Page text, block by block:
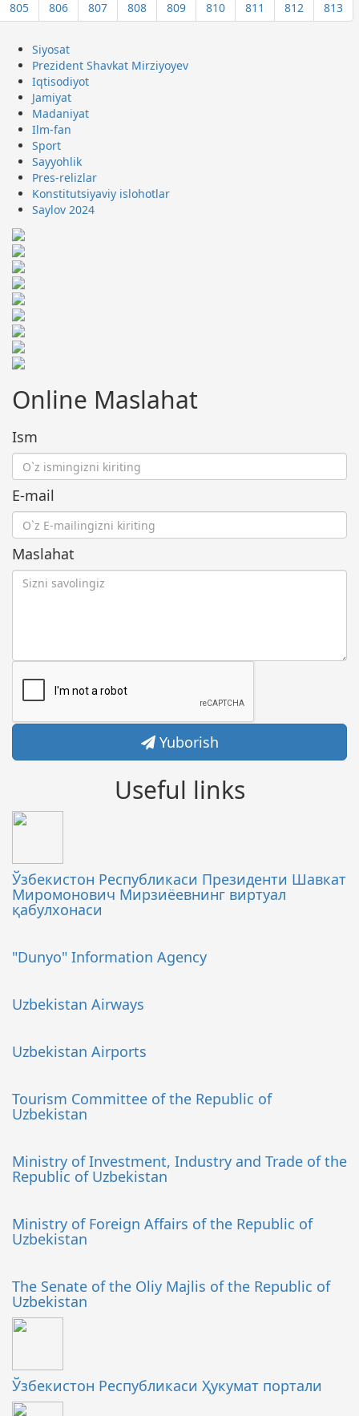
805 806 807 808 809 810 811 812 813
Siyosat
Prezident Shavkat Mirziyoyev
Iqtisodiyot
Jamiyat
Madaniyat
Ilm-fan
Sport
Sayyohlik
Pres-relizlar
Konstitutsiyaviy islohotlar
Saylov 2024
Online Maslahat
Ism
E-mail
Maslahat
Yuborish
Useful links
Ўзбекистон Республикаси Президенти Шавкат
Миромонович Мирзиёевнинг виртуал
қабулхонаси
"Dunyo" Information Agency
Uzbekistan Airways
Uzbekistan Airports
Tourism Committee of the Republic of
Uzbekistan
Ministry of Investment, Industry and Trade of the
Republic of Uzbekistan
Ministry of Foreign Affairs of the Republic of
Uzbekistan
The Senate of the Oliy Majlis of the Republic of
Uzbekistan
Ўзбекистон Республикаси Ҳукумат портали